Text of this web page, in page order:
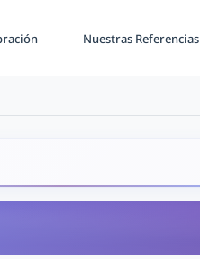
Nuestras Referencias